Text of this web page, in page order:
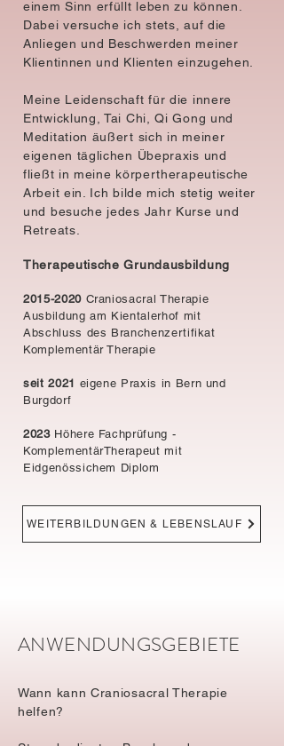
einem Sinn erfüllt leben zu können.
Dabei versuche ich stets, auf die
Anliegen und Beschwerden meiner
Klientinnen und Klienten einzugehen.
Meine Leidenschaft für die innere
Entwicklung, Tai Chi, Qi Gong und
Meditation äußert sich in meiner
eigenen täglichen Übepraxis und
fließt in meine körpertherapeutische
Arbeit ein. Ich bilde mich stetig weiter
und besuche jedes Jahr Kurse und
Retreats.
Therapeutische Grundausbildung
2015-2020Craniosacral Therapie
Ausbildung am Kientalerhof mit
Abschluss des Branchenzertifikat
Komplementär Therapie
seit 2021 eigene Praxis in Bern und
Burgdorf
2023Höhere Fachprüfung -
KomplementärTherapeut mit
Eidgenössichem Diplom
WEITERBILDUNGEN & LEBENSLAUF
ANWENDUNGSGEBIETE
​Wann kann Craniosacral Therapie
helfen?